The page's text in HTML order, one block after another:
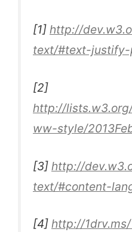
[1] http://
text/#text-
[2]
http://
ww-style/
[3] http://
text/#content-
[4] http://